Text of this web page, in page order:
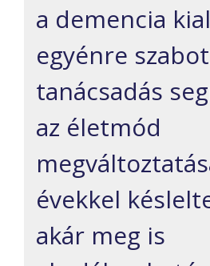
a demencia
egyénre
tanácsadás
az életmód
évekkel
akár meg is